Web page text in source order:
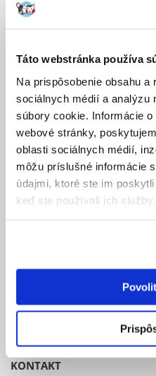
Táto webstránka používa
Na prispôsobenie obsahu
sociálnych médií a analýzu
súbory cookie. Informácie
webové stránky,
oblasti sociálnych médií,
môžu príslušné informácie
údajmi, ktoré ste im
keď ste používali ich služby.
Doba realizácie objednávok
Obchodné podmienky
OBJEDNÁVKA
Potvrdenie objednávky
Prihlásenie k účtu
Zmena objednávky
Vzor reklamačného protokolu
KONTAKT